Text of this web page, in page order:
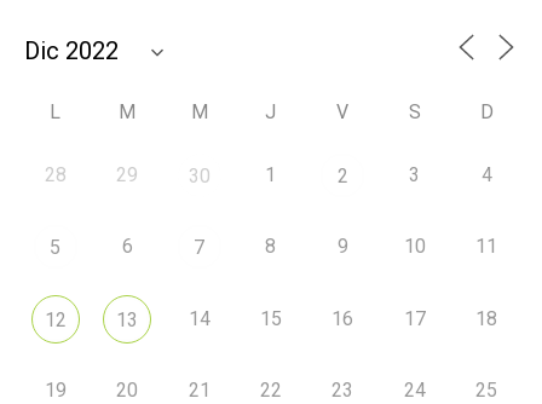
L M M J V S D
28 29 30 1 2 3 4
5 6 7 8 9 10 11
12 13 14 15 16 17 18
19 20 21 22 23 24 25